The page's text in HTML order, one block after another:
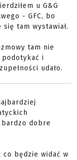
u G&G
- GFC, bo
tam wystawiał.
tam nie
podotykać i
udało.
dobre
będzie widać w